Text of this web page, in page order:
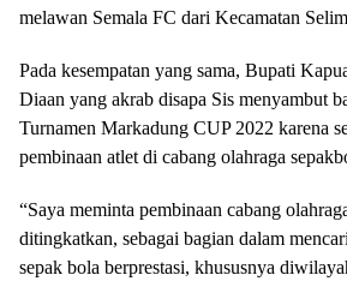
melawan Semala FC dari Kecamatan
Pada kesempatan yang sama, Bupati
Diaan yang akrab disapa Sis menyambut
Turnamen Markadung CUP 2022 karena
pembinaan atlet di cabang olahraga
“Saya meminta pembinaan cabang
ditingkatkan, sebagai bagian dalam
sepak bola berprestasi, khususnya